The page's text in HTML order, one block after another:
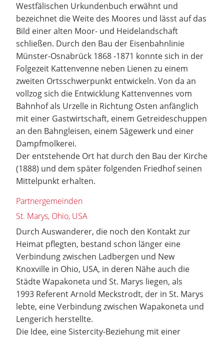
Westfälischen Urkundenbuch erwähnt und
bezeichnet die Weite des Moores und lässt auf das
Bild einer alten Moor- und Heidelandschaft
schließen. Durch den Bau der Eisenbahnlinie
Münster-Osnabrück 1868 -1871 konnte sich in der
Folgezeit Kattenvenne neben Lienen zu einem
zweiten Ortsschwerpunkt entwickeln. Von da an
vollzog sich die Entwicklung Kattenvennes vom
Bahnhof als Urzelle in Richtung Osten anfänglich
mit einer Gastwirtschaft, einem Getreideschuppen
an den Bahngleisen, einem Sägewerk und einer
Dampfmolkerei.
Der entstehende Ort hat durch den Bau der Kirche
(1888) und dem später folgenden Friedhof seinen
Mittelpunkt erhalten.
Partnergemeinden
St. Marys, Ohio, USA
Durch Auswanderer, die noch den Kontakt zur
Heimat pflegten, bestand schon länger eine
Verbindung zwischen Ladbergen und New
Knoxville in Ohio, USA, in deren Nähe auch die
Städte Wapakoneta und St. Marys liegen, als
1993 Referent Arnold Meckstrodt, der in St. Marys
lebte, eine Verbindung zwischen Wapakoneta und
Lengerich herstellte.
Die Idee, eine Sistercity-Beziehung mit einer